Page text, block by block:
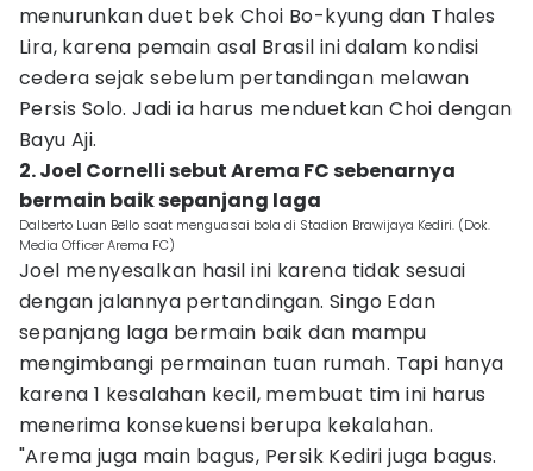
menurunkan duet bek Choi Bo-kyung dan Thales
Lira, karena pemain asal Brasil ini dalam kondisi
cedera sejak sebelum pertandingan melawan
Persis Solo. Jadi ia harus menduetkan Choi dengan
Bayu Aji.
2. Joel Cornelli sebut Arema FC sebenarnya
bermain baik sepanjang laga
Dalberto Luan Bello saat menguasai bola di Stadion Brawijaya Kediri. (Dok.
Media Officer Arema FC)
Joel menyesalkan hasil ini karena tidak sesuai
dengan jalannya pertandingan. Singo Edan
sepanjang laga bermain baik dan mampu
mengimbangi permainan tuan rumah. Tapi hanya
karena 1 kesalahan kecil, membuat tim ini harus
menerima konsekuensi berupa kekalahan.
"Arema juga main bagus, Persik Kediri juga bagus.